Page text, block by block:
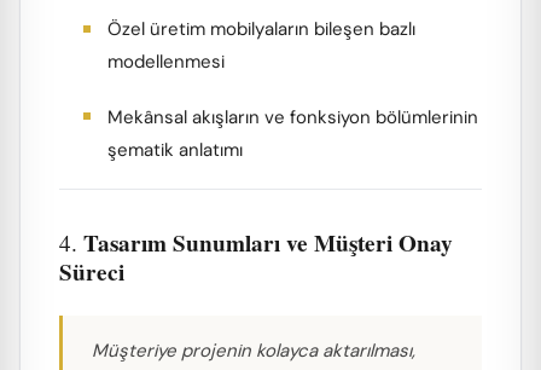
Özel üretim mobilyaların bileşen bazlı
modellenmesi
Mekânsal akışların ve fonksiyon bölümlerinin
şematik anlatımı
4. Tasarım Sunumları ve Müşteri Onay
Süreci
Müşteriye projenin kolayca aktarılması,